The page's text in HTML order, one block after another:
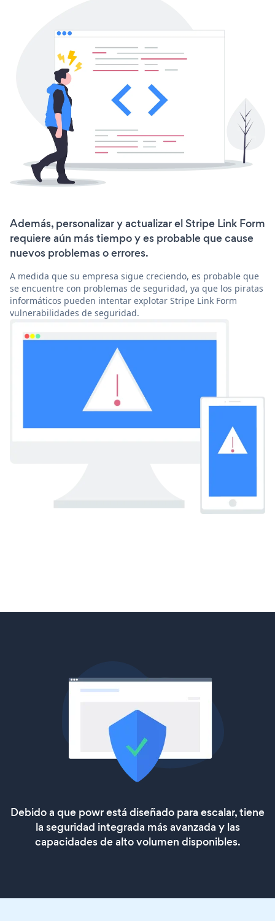
Además, personalizar y actualizar el Stripe Link Form
requiere aún más tiempo y es probable que cause
nuevos problemas o errores.
A medida que su empresa sigue creciendo, es probable que
se encuentre con problemas de seguridad, ya que los piratas
informáticos pueden intentar explotar Stripe Link Form
vulnerabilidades de seguridad.
Debido a que powr está diseñado para escalar, tiene
la seguridad integrada más avanzada y las
capacidades de alto volumen disponibles.